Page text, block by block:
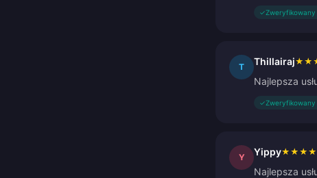
✓Zweryfikowany
T Thillairaj★ ★
Najlepsza
✓Zweryfikowany
Y Yippy★ ★ ★ ★
Najlepsza